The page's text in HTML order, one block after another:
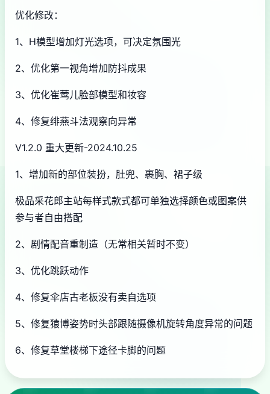
优化修改：
1、H模型增加灯光选项，可决定氛围光
2、优化第一视角增加防抖成果
3、优化崔莺儿脸部模型和妆容
4、修复绯燕斗法观察向异常
V1.2.0 重大更新-2024.10.25
1、增加新的部位装扮，肚兜、裹胸、裙子级
极品采花郎主站每样式款式都可单独选择颜色或图案供
参与者自由搭配
2、剧情配音重制造（无常相关暂时不变）
3、优化跳跃动作
4、修复伞店古老板没有卖自选项
5、修复猿博姿势时头部跟随摄像机旋转角度异常的问题
6、修复草堂楼梯下途径卡脚的问题